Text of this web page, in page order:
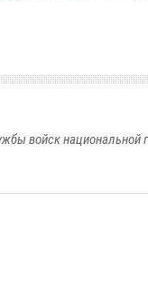
войск национальной